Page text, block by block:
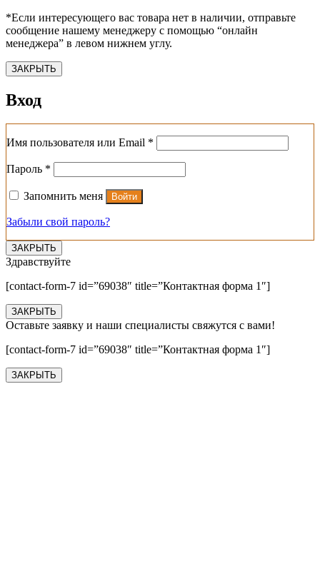
*Если интересующего вас товара нет в наличии, отправьте
сообщение нашему менеджеру с помощью “онлайн
менеджера” в левом нижнем углу.
ЗАКРЫТЬ
Вход
Имя пользователя или Email *
Пароль *
Запомнить меня Войти
Забыли свой пароль?
ЗАКРЫТЬ
Здравствуйте
[contact-form-7 id=”69038″ title=”Контактная форма 1″]
ЗАКРЫТЬ
Оставьте заявку и наши специалисты свяжутся с вами!
[contact-form-7 id=”69038″ title=”Контактная форма 1″]
ЗАКРЫТЬ